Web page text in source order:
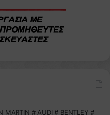
MARTIN # AUDI # BENTLEY #